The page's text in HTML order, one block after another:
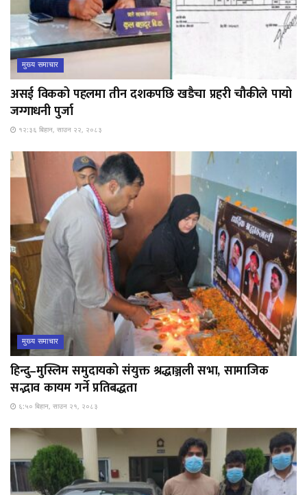
मुख्य समाचार
असई विकको पहलमा तीन दशकपछि खडैचा प्रहरी चौकीले पायो
जग्गाधनी पुर्जा
१२:३६ बिहान, साउन २२, २०८३
मुख्य समाचार
हिन्दु–मुस्लिम समुदायको संयुक्त श्रद्धाञ्जली सभा, सामाजिक
सद्भाव कायम गर्ने प्रतिबद्धता
६:५० बिहान, साउन २१, २०८३